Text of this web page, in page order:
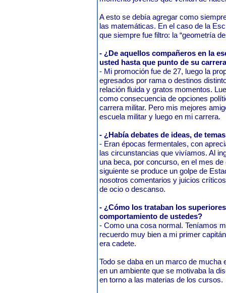
A esto se debía agregar como
las matemáticas. En el caso de la
que siempre fue filtro: la “geometría
- ¿De aquellos compañeros en la
usted hasta que punto de su
- Mi promoción fue de 27, luego la
egresados por rama o destinos
relación fluida y gratos momentos.
como consecuencia de opciones
carrera militar. Pero mis mejores
escuela militar y luego en mi carrera.
- ¿Había debates de ideas, de
- Eran épocas fermentales, con
las circunstancias que vivíamos. Al
una beca, por concurso, en el mes
siguiente se produce un golpe de
nosotros comentarios y juicios
de ocio o descanso.
- ¿Cómo los trataban los
comportamiento de ustedes?
- Como una cosa normal. Teníamos
recuerdo muy bien a mi primer
era cadete.
Todo se daba en un marco de
en un ambiente que se motivaba la
en torno a las materias de los cursos.